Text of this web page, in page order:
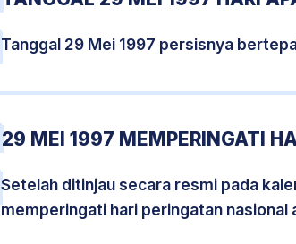
Tanggal 29 Mei 1997 persisnya
29 MEI 1997 MEMPERINGATI
Setelah ditinjau secara resmi pada
memperingati hari peringatan nasional